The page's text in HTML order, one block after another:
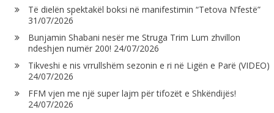
Të dielën spektakël boksi në manifestimin “Tetova N’festë”
31/07/2026
Bunjamin Shabani nesër me Struga Trim Lum zhvillon
ndeshjen numër 200! 24/07/2026
Tikveshi e nis vrrullshëm sezonin e ri në Ligën e Parë (VIDEO)
24/07/2026
FFM vjen me një super lajm për tifozët e Shkëndijës!
24/07/2026